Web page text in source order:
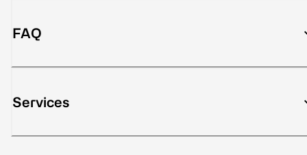
FAQ
Services